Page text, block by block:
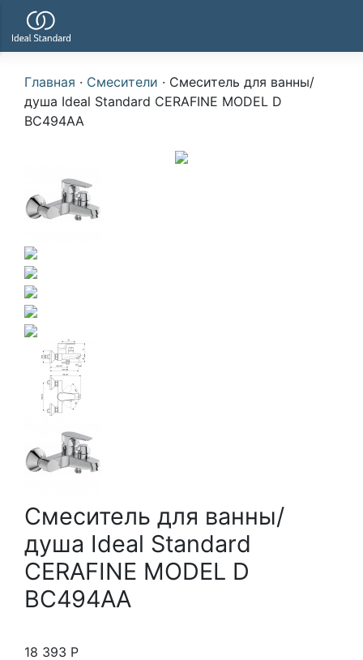
Главная · Смесители · Смеситель для ванны/
душа Ideal Standard CERAFINE MODEL D
BC494AA
Смеситель для ванны/
душа Ideal Standard
CERAFINE MODEL D
BC494AA
18 393 Р